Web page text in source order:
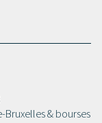
& bourses